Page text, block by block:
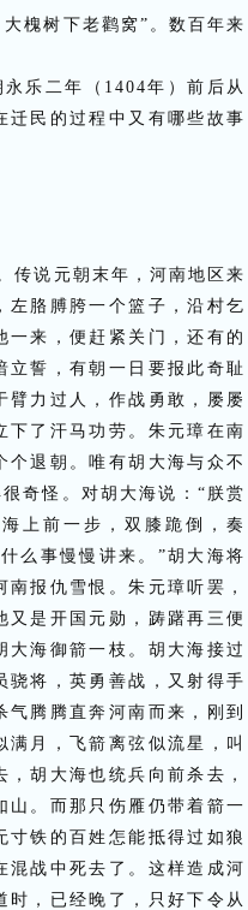
槐树下老鹳窝”。数百年来
乐二年（ 1404年）前后从
迁民的过程中又有哪些故事
传说元朝末年，河南地区来
左胳膊胯一个篮子，沿村乞
来，便赶紧关门，还有的
立誓，有朝一日要报此奇耻
臂力过人，作战勇敢，屡屡
下了汗马功劳。朱元璋在南
退朝。唯有胡大海与众不
奇怪。对胡大海说：“朕赏
上前一步，双膝跪倒，奏
么事慢慢讲来。”胡大海将
报仇雪恨。朱元璋听罢，
又是开国元勋，踌躇再三便
大海御箭一枝。胡大海接过
骁将，英勇善战，又射得手
腾腾直奔河南而来，刚到
月，飞箭离弦似流星，叫
胡大海也统兵向前杀去，
山。而那只伤雁仍带着箭一
铁的百姓怎能抵得过如狼
混战中死去了。这样造成河
时，已经晚了，只好下令从